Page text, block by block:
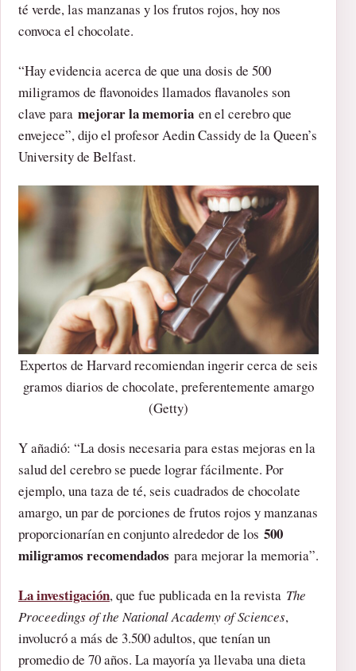
té verde, las manzanas y los frutos rojos, hoy nos
convoca el chocolate.
“Hay evidencia acerca de que una dosis de 500
miligramos de flavonoides llamados flavanoles son
clave para mejorar la memoria en el cerebro que
envejece”, dijo el profesor Aedin Cassidy de la Queen’s
University de Belfast.
Expertos de Harvard recomiendan ingerir cerca de seis
gramos diarios de chocolate, preferentemente amargo
(Getty)
Y añadió: “La dosis necesaria para estas mejoras en la
salud del cerebro se puede lograr fácilmente. Por
ejemplo, una taza de té, seis cuadrados de chocolate
amargo, un par de porciones de frutos rojos y manzanas
proporcionarían en conjunto alrededor de los 500
miligramos recomendados para mejorar la memoria”.
La investigación, que fue publicada en la revista The
Proceedings of the National Academy of Sciences,
involucró a más de 3.500 adultos, que tenían un
promedio de 70 años. La mayoría ya llevaba una dieta